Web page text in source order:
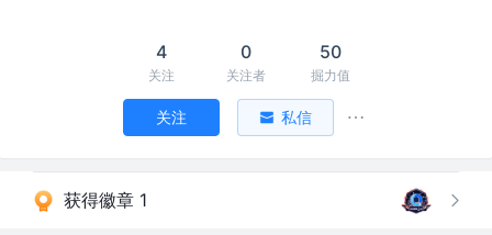
4
关注
0
关注者
50
掘力值
关注 私信
获得徽章 1